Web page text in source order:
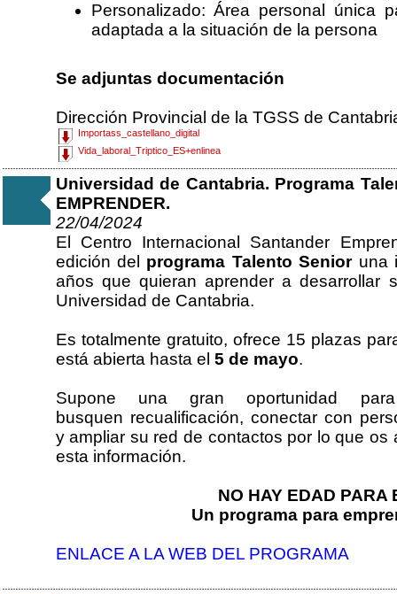
Personalizado: Área personal única
adaptada a la situación de la persona
Se adjuntas documentación
Dirección Provincial de la TGSS de
Importass_castellano_digital
Vida_laboral_Triptico_ES+enlinea
Universidad de Cantabria. Programa
EMPRENDER.
22/04/2024
El Centro Internacional Santander
edición del programa Talento Senioruna
años que quieran aprender a
Universidad de Cantabria.
Es totalmente gratuito, ofrece 15 plazas
está abierta hasta el 5 de mayo.
Supone una gran oportunidad
busquen recualificación, conectar con
y ampliar su red de contactos por lo que
esta información.
NO HAY EDAD PARA
Un programa para
ENLACE A LA WEB DEL PROGRAMA